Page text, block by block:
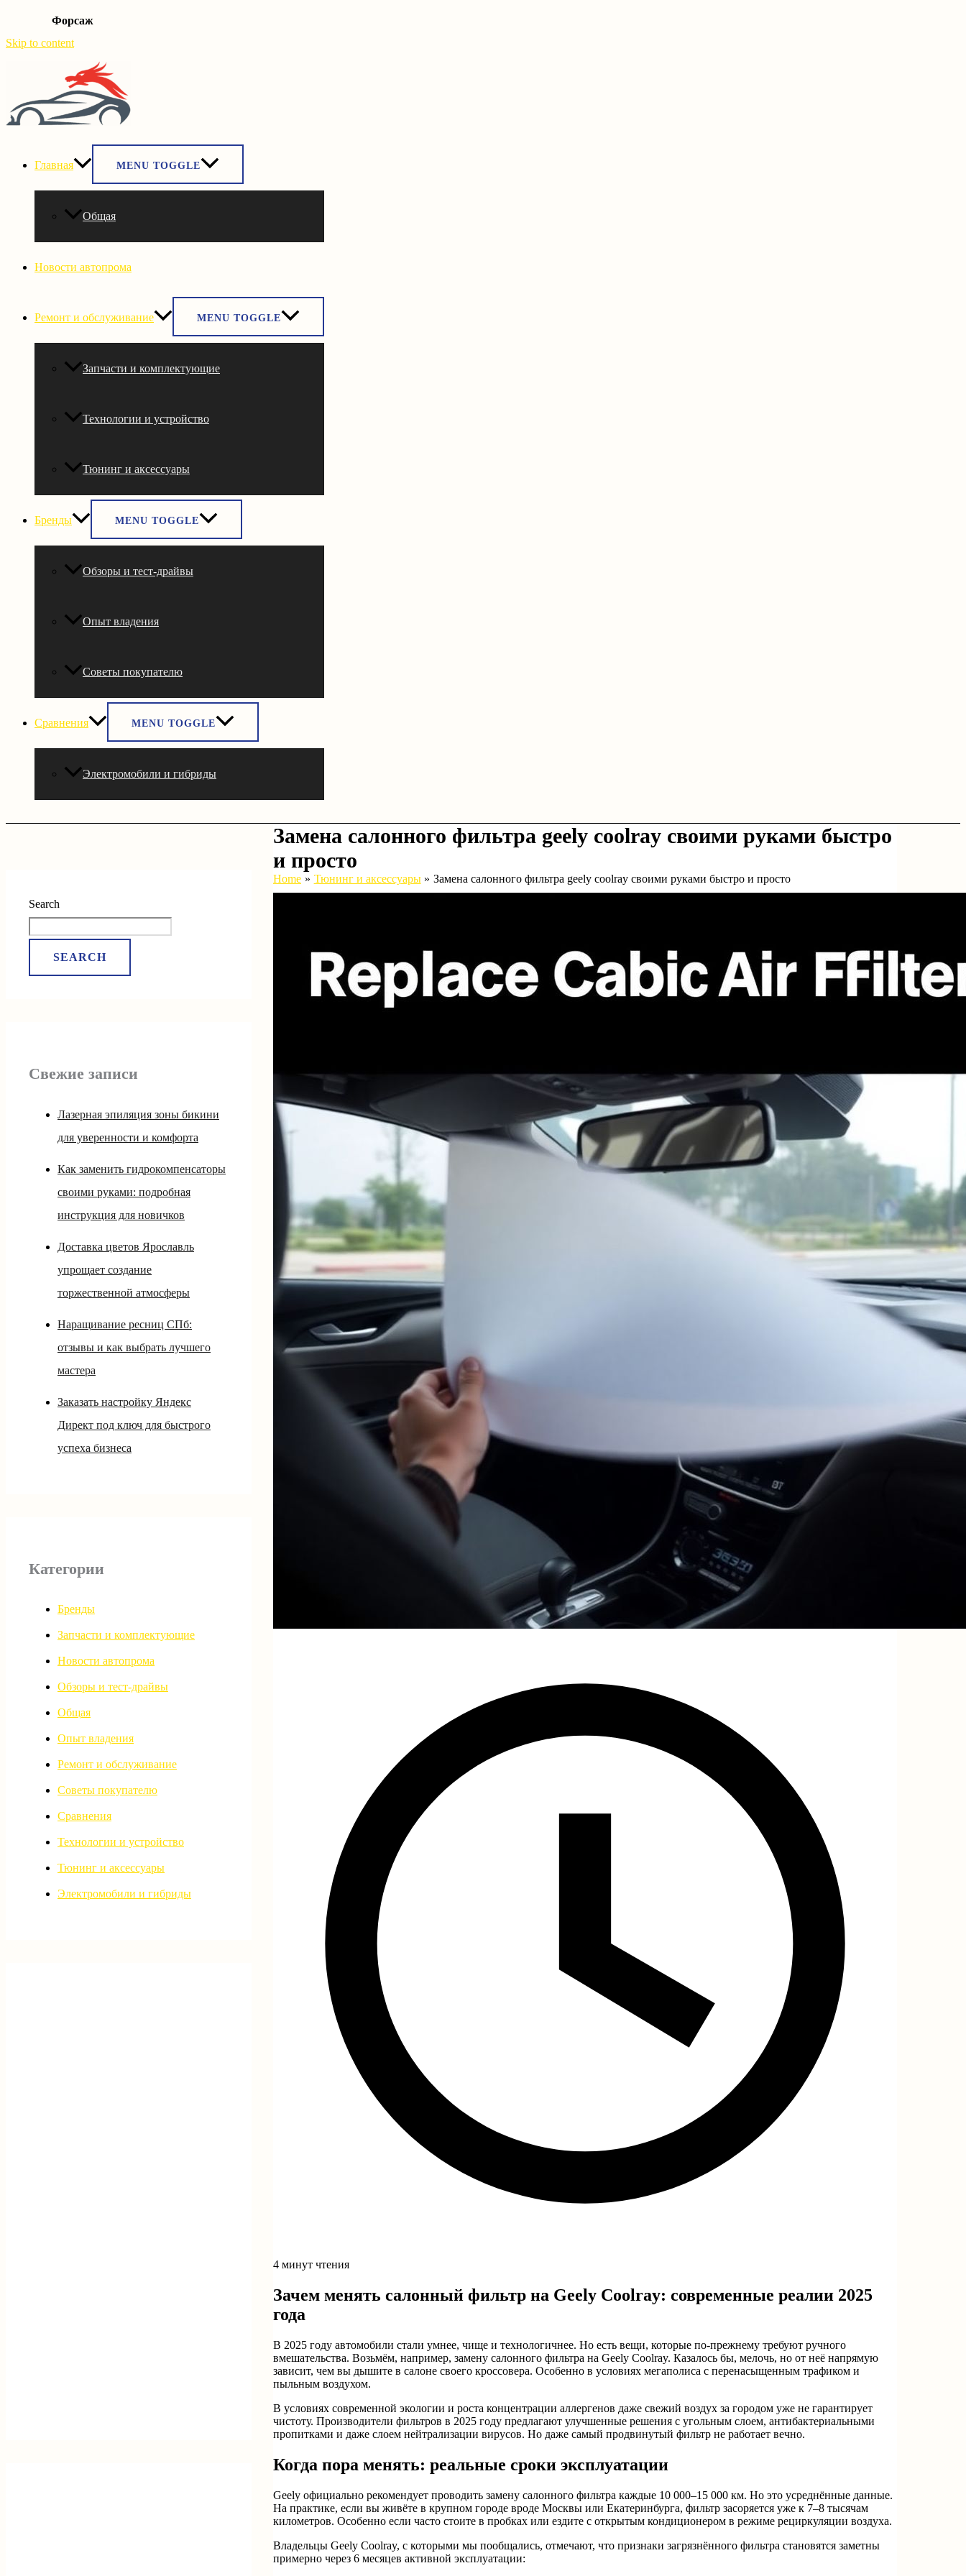
Форсаж
Skip to content
Главная MENU TOGGLE
Общая
Новости автопрома
Ремонт и обслуживание MENU TOGGLE
Запчасти и комплектующие
Технологии и устройство
Тюнинг и аксессуары
Бренды MENU TOGGLE
Обзоры и тест-драйвы
Опыт владения
Советы покупателю
Сравнения MENU TOGGLE
Электромобили и гибриды
Search
SEARCH
Свежие записи
Лазерная эпиляция зоны бикини
для уверенности и комфорта
Как заменить гидрокомпенсаторы
своими руками: подробная
инструкция для новичков
Доставка цветов Ярославль
упрощает создание
торжественной атмосферы
Наращивание ресниц СПб:
отзывы и как выбрать лучшего
мастера
Заказать настройку Яндекс
Директ под ключ для быстрого
успеха бизнеса
Категории
Бренды
Запчасти и комплектующие
Новости автопрома
Обзоры и тест-драйвы
Общая
Опыт владения
Ремонт и обслуживание
Советы покупателю
Сравнения
Технологии и устройство
Тюнинг и аксессуары
Электромобили и гибриды
Замена салонного фильтра geely coolray своими руками быстро
и просто
Home Тюнинг и аксессуары Замена салонного фильтра geely coolray своими руками быстро и просто
4 минут чтения
Зачем менять салонный фильтр на Geely Coolray: современные реалии 2025
года
В 2025 году автомобили стали умнее, чище и технологичнее. Но есть вещи, которые по-прежнему требуют ручного
вмешательства. Возьмём, например, замену салонного фильтра на Geely Coolray. Казалось бы, мелочь, но от неё напрямую
зависит, чем вы дышите в салоне своего кроссовера. Особенно в условиях мегаполиса с перенасыщенным трафиком и
пыльным воздухом.
В условиях современной экологии и роста концентрации аллергенов даже свежий воздух за городом уже не гарантирует
чистоту. Производители фильтров в 2025 году предлагают улучшенные решения с угольным слоем, антибактериальными
пропитками и даже слоем нейтрализации вирусов. Но даже самый продвинутый фильтр не работает вечно.
Когда пора менять: реальные сроки эксплуатации
Geely официально рекомендует проводить замену салонного фильтра каждые 10 000–15 000 км. Но это усреднённые данные.
На практике, если вы живёте в крупном городе вроде Москвы или Екатеринбурга, фильтр засоряется уже к 7–8 тысячам
километров. Особенно если часто стоите в пробках или ездите с открытым кондиционером в режиме рециркуляции воздуха.
Владельцы Geely Coolray, с которыми мы пообщались, отмечают, что признаки загрязнённого фильтра становятся заметны
примерно через 6 месяцев активной эксплуатации: